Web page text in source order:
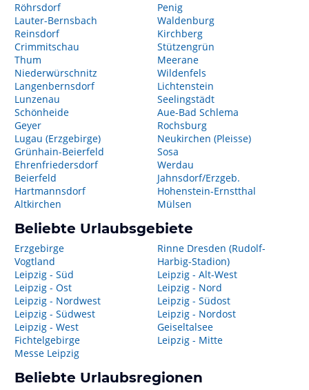
Röhrsdorf
Lauter-Bernsbach
Reinsdorf
Crimmitschau
Thum
Niederwürschnitz
Langenbernsdorf
Lunzenau
Schönheide
Geyer
Lugau (Erzgebirge)
Grünhain-Beierfeld
Ehrenfriedersdorf
Beierfeld
Hartmannsdorf
Altkirchen
Penig
Waldenburg
Kirchberg
Stützengrün
Meerane
Wildenfels
Lichtenstein
Seelingstädt
Aue-Bad Schlema
Rochsburg
Neukirchen (Pleisse)
Sosa
Werdau
Jahnsdorf/Erzgeb.
Hohenstein-Ernstthal
Mülsen
Beliebte Urlaubsgebiete
Erzgebirge
Vogtland
Leipzig - Süd
Leipzig - Ost
Leipzig - Nordwest
Leipzig - Südwest
Leipzig - West
Fichtelgebirge
Messe Leipzig
Rinne Dresden (Rudolf-
Harbig-Stadion)
Leipzig - Alt-West
Leipzig - Nord
Leipzig - Südost
Leipzig - Nordost
Geiseltalsee
Leipzig - Mitte
Beliebte Urlaubsregionen